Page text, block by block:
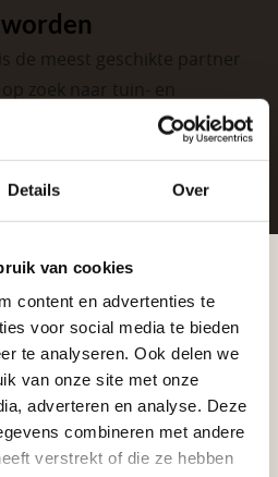
Details Over
van cookies
content en advertenties te
voor social media te bieden
te analyseren. Ook delen we
van onze site met onze
adverteren en analyse. Deze
combineren met andere
verstrekt of die ze hebben
de meest geschikte partner
zoek naar tuin- en
leverancier van
wij een breed assortiment
Lees meer over de
tijdens de
Dordrecht hanteren tijdens
openingstijden op
voor de